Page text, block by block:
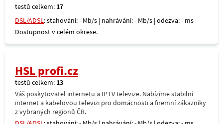
testů celkem: 17
DSL/ADSL: stahování: - Mb/s | nahrávání: - Mb/s | odezva: - ms
Dostupnost v celém okrese.
HSL profi.cz
testů celkem: 13
Váš poskytovatel internetu a IPTV televize. Nabízíme stabilní
internet a kabelovou televizi pro domácnosti a firemní zákazníky
z vybraných regionů ČR.